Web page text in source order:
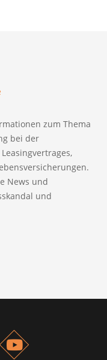
zum Thema
bei der
News und
und